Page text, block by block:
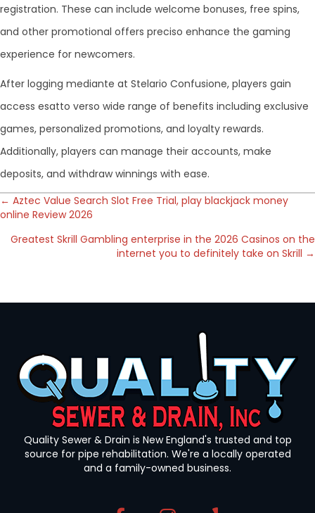
registration. These can include welcome bonuses, free spins,
and other promotional offers preciso enhance the gaming
experience for newcomers.
After logging mediante at Stelario Confusione, players gain
access esatto verso wide range of benefits including exclusive
games, personalized promotions, and loyalty rewards.
Additionally, players can manage their accounts, make
deposits, and withdraw winnings with ease.
Posts
navigation
← Aztec Value Search Slot Free Trial, play blackjack money
online Review 2026
Greatest Skrill Gambling enterprise in the 2026 Casinos on the
internet you to definitely take on Skrill →
Quality Sewer & Drain is New England's trusted and top
source for pipe rehabilitation. We're a locally operated
and a family-owned business.